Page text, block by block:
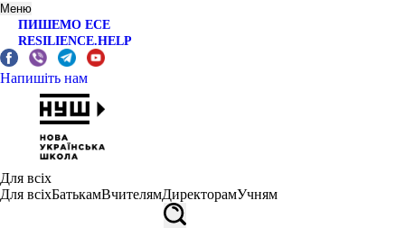
Меню
ПИШЕМО ЕСЕ
RESILIENCE.HELP
Напишіть нам
Для всіх
Для всіхБатькамВчителямДиректорамУчням